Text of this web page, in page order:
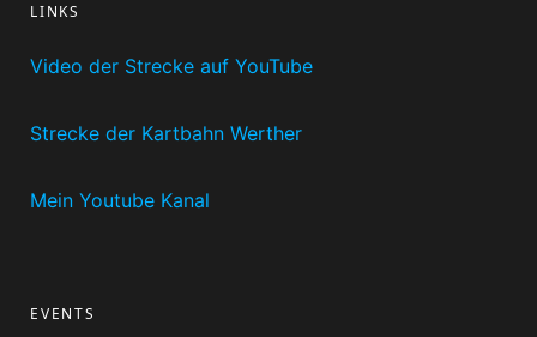
LINKS
Video der Strecke auf YouTube
Strecke der Kartbahn Werther
Mein Youtube Kanal
EVENTS